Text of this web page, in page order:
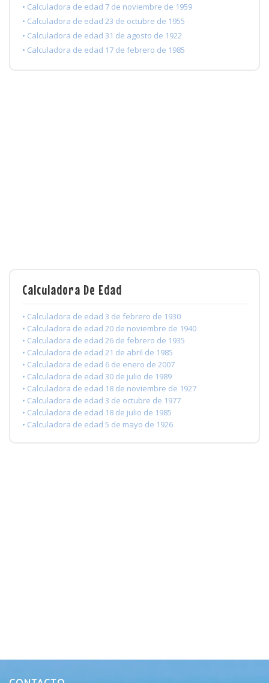
• Calculadora de edad 7 de noviembre de 1959
• Calculadora de edad 23 de octubre de 1955
• Calculadora de edad 31 de agosto de 1922
• Calculadora de edad 17 de febrero de 1985
Calculadora De Edad
• Calculadora de edad 3 de febrero de 1930
• Calculadora de edad 20 de noviembre de 1940
• Calculadora de edad 26 de febrero de 1935
• Calculadora de edad 21 de abril de 1985
• Calculadora de edad 6 de enero de 2007
• Calculadora de edad 30 de julio de 1989
• Calculadora de edad 18 de noviembre de 1927
• Calculadora de edad 3 de octubre de 1977
• Calculadora de edad 18 de julio de 1985
• Calculadora de edad 5 de mayo de 1926